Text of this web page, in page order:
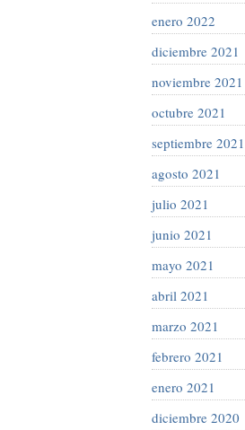
enero 2022
diciembre 2021
noviembre 2021
octubre 2021
septiembre 2021
agosto 2021
julio 2021
junio 2021
mayo 2021
abril 2021
marzo 2021
febrero 2021
enero 2021
diciembre 2020